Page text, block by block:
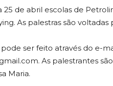
25 de abril escolas de
As palestras são voltadas
ser feito através do e-
As palestrantes
Maria.